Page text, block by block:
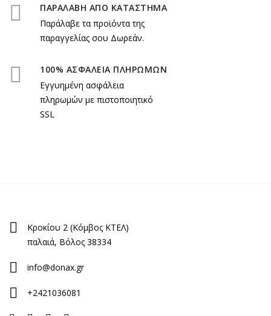
ΠΑΡΑΛΑΒΗ ΑΠΟ ΚΑΤΑΣΤΗΜΑ
Παράλαβε τα προϊόντα της
παραγγελίας σου Δωρεάν.
100% ΑΣΦΑΛΕΙΑ ΠΛΗΡΩΜΩΝ
Εγγυημένη ασφάλεια
πληρωμών με πιστοποιητικό
SSL
Κροκίου 2 (Κόμβος ΚΤΕΛ)
παλαιά, Βόλος 38334
info@donax.gr
+2421036081